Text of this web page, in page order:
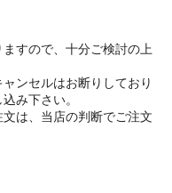
すので、十分ご検討の上
ンセルはお断りしており
み下さい。
は、当店の判断でご注文